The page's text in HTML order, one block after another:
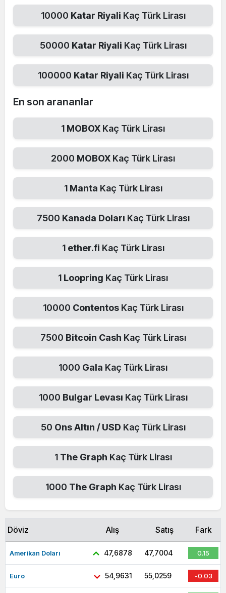
10000 Katar Riyali Kaç Türk Lirası
50000 Katar Riyali Kaç Türk Lirası
100000 Katar Riyali Kaç Türk Lirası
En son arananlar
1 MOBOX Kaç Türk Lirası
2000 MOBOX Kaç Türk Lirası
1 Manta Kaç Türk Lirası
7500 Kanada Doları Kaç Türk Lirası
1 ether.fi Kaç Türk Lirası
1 Loopring Kaç Türk Lirası
10000 Contentos Kaç Türk Lirası
7500 Bitcoin Cash Kaç Türk Lirası
1000 Gala Kaç Türk Lirası
1000 Bulgar Levası Kaç Türk Lirası
50 Ons Altın / USD Kaç Türk Lirası
1 The Graph Kaç Türk Lirası
1000 The Graph Kaç Türk Lirası
Döviz Alış Satış Fark
Amerikan Doları 47,6878 47,7004 0.15
Euro 54,9631 55,0259 -0.03